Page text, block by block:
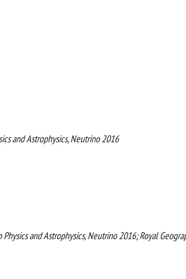
and Astrophysics, Neutrino 2016
and Astrophysics, Neutrino 2016; Royal